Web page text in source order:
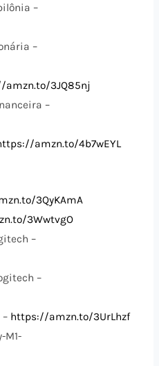
–
–
amzn.to/3JQ85nj
–
amzn.to/4b7wEYL
3QyKAmA
3WwtvgO
–
–
https://amzn.to/3UrLhzf
M1-